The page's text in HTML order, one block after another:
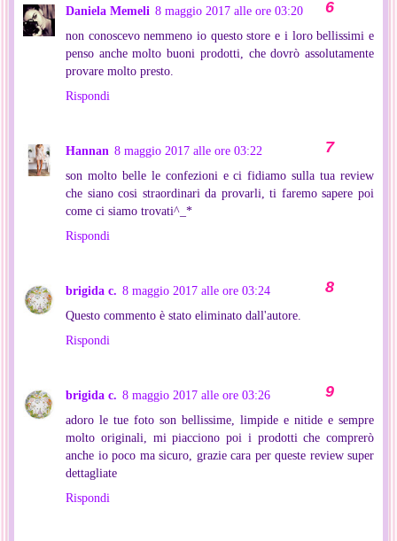
Daniela Memeli 8 maggio 2017 alle ore 03:20
non conoscevo nemmeno io questo store e i loro bellissimi e
penso anche molto buoni prodotti, che dovrò assolutamente
provare molto presto.
Rispondi
Hannan 8 maggio 2017 alle ore 03:22
son molto belle le confezioni e ci fidiamo sulla tua review
che siano cosi straordinari da provarli, ti faremo sapere poi
come ci siamo trovati^_*
Rispondi
brigida c. 8 maggio 2017 alle ore 03:24
Questo commento è stato eliminato dall'autore.
Rispondi
brigida c. 8 maggio 2017 alle ore 03:26
adoro le tue foto son bellissime, limpide e nitide e sempre
molto originali, mi piacciono poi i prodotti che comprerò
anche io poco ma sicuro, grazie cara per queste review super
dettagliate
Rispondi